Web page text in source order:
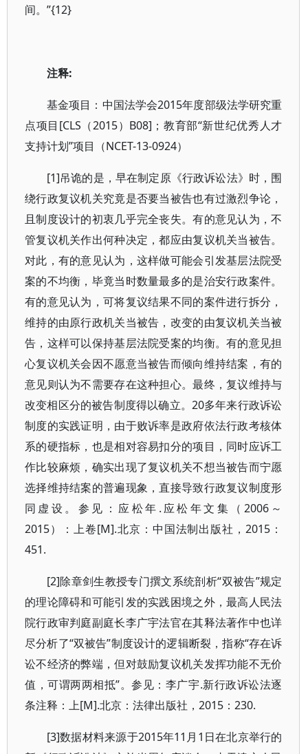
间。”{12}
注释:
基金项目：中国法学会2015年度部级法学研究重
点项目[CLS（2015）B08]；教育部“新世纪优秀人才
支持计划”项目（NCET-13-0924）
[1]吊诡的是，早在制定原《行政诉讼法》时，围
绕行政复议机关究竟是否要当被告也有过激烈争论，
且制度设计的初衷几乎完全丧失。有的意见认为，不
管复议机关作出何种决定，都应由复议机关当被告。
对此，有的意见认为，这样做可能会引发基层法院受
案的不均衡，毕竟当时数量最多的是治安行政案件。
有的意见认为，可将复议结果不同的案件进行拆分，
维持的由原行政机关当被告，改变的由复议机关当被
告，这样可以保持基层法院受案的均衡。有的意见担
心复议机关会因不愿意当被告而倾向维持结案，有的
意见则认为不需要存在这种担心。最终，复议维持与
改变相区分的被告制度得以确立。20多年来行政诉讼
制度的实践证明，由于败诉率是政府依法行政考核体
系的硬指标，也是相对容易扣分的项目，同时应诉工
作比较麻烦，确实出现了复议机关不想当被告而宁愿
选择维持结案的普遍现象，直接导致行政复议制度形
同虚设。参见：应松年.应松年文集（2006～
2015）：上卷[M].北京：中国法制出版社，2015：
451.
[2]除章剑生教授专门撰文系统剖析“双被告”规定
的理论障碍和可能引发的实践困境之外，最高人民法
院行政审判庭副庭长李广宇法官在其释法著作中也详
尽分析了“双被告”制度设计的逻辑断裂，指称“存在诉
讼不经济的弊端，但对鼓励复议机关发挥功能不无价
值，可谓两两相抵”。参见：李广宇.新行政诉讼法逐
条注释：上[M].北京：法律出版社，2015：230.
[3]数据材料来源于2015年11月1日在北京举行的